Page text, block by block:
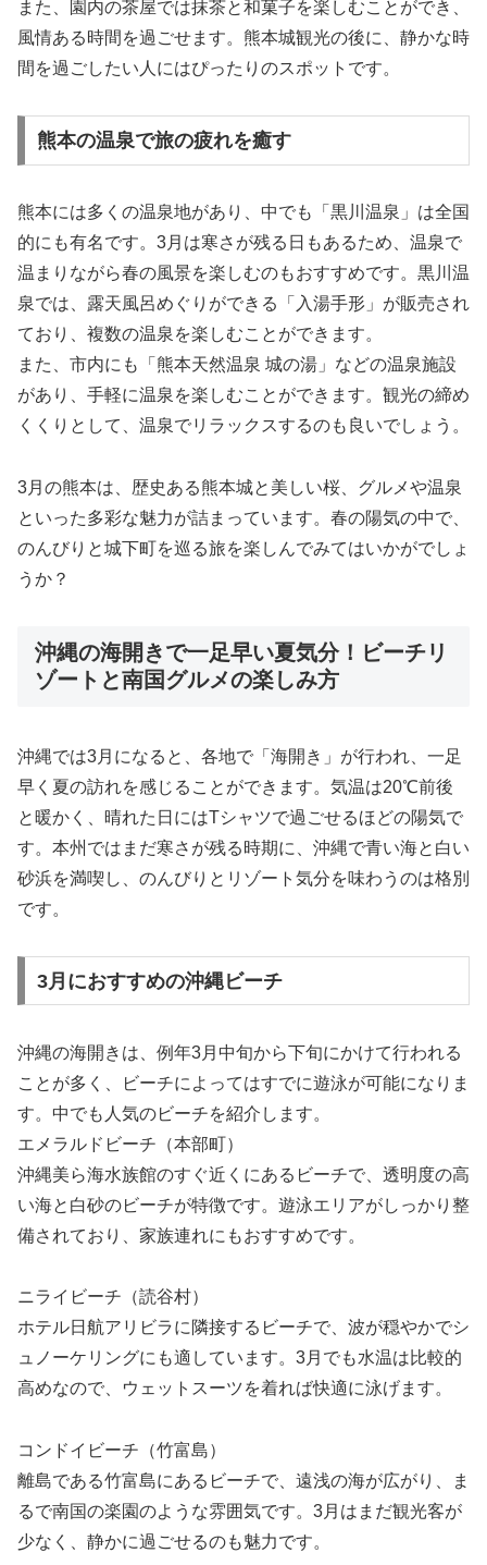
また、園内の茶屋では抹茶と和菓子を楽しむことができ、
風情ある時間を過ごせます。熊本城観光の後に、静かな時
間を過ごしたい人にはぴったりのスポットです。
熊本の温泉で旅の疲れを癒す
熊本には多くの温泉地があり、中でも「黒川温泉」は全国
的にも有名です。3月は寒さが残る日もあるため、温泉で
温まりながら春の風景を楽しむのもおすすめです。黒川温
泉では、露天風呂めぐりができる「入湯手形」が販売され
ており、複数の温泉を楽しむことができます。
また、市内にも「熊本天然温泉 城の湯」などの温泉施設
があり、手軽に温泉を楽しむことができます。観光の締め
くくりとして、温泉でリラックスするのも良いでしょう。
3月の熊本は、歴史ある熊本城と美しい桜、グルメや温泉
といった多彩な魅力が詰まっています。春の陽気の中で、
のんびりと城下町を巡る旅を楽しんでみてはいかがでしょ
うか？
沖縄の海開きで一足早い夏気分！ビーチリ
ゾートと南国グルメの楽しみ方
沖縄では3月になると、各地で「海開き」が行われ、一足
早く夏の訪れを感じることができます。気温は20℃前後
と暖かく、晴れた日にはTシャツで過ごせるほどの陽気で
す。本州ではまだ寒さが残る時期に、沖縄で青い海と白い
砂浜を満喫し、のんびりとリゾート気分を味わうのは格別
です。
3月におすすめの沖縄ビーチ
沖縄の海開きは、例年3月中旬から下旬にかけて行われる
ことが多く、ビーチによってはすでに遊泳が可能になりま
す。中でも人気のビーチを紹介します。
エメラルドビーチ（本部町）
沖縄美ら海水族館のすぐ近くにあるビーチで、透明度の高
い海と白砂のビーチが特徴です。遊泳エリアがしっかり整
備されており、家族連れにもおすすめです。
ニライビーチ（読谷村）
ホテル日航アリビラに隣接するビーチで、波が穏やかでシ
ュノーケリングにも適しています。3月でも水温は比較的
高めなので、ウェットスーツを着れば快適に泳げます。
コンドイビーチ（竹富島）
離島である竹富島にあるビーチで、遠浅の海が広がり、ま
るで南国の楽園のような雰囲気です。3月はまだ観光客が
少なく、静かに過ごせるのも魅力です。